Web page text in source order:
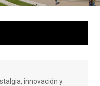
innovación y